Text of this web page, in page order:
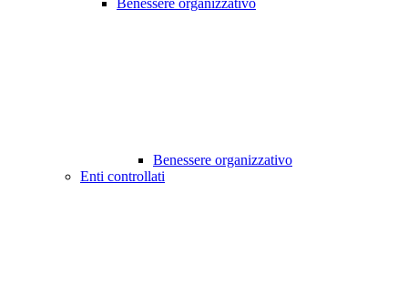
Benessere organizzativo
Benessere organizzativo
Enti controllati